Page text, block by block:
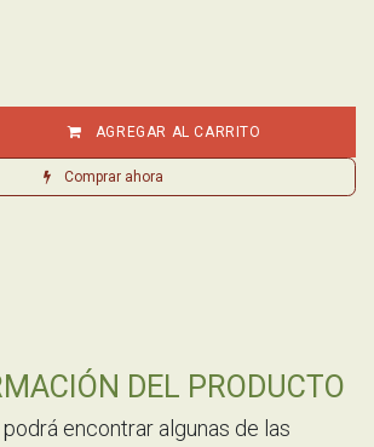
AGREGAR AL CARRITO
Comprar ahora
DEL PRODUCTO
encontrar algunas de las